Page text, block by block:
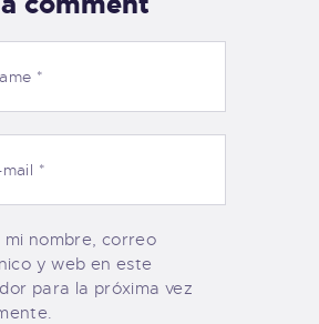
mi nombre, correo
y web en este
para la próxima vez